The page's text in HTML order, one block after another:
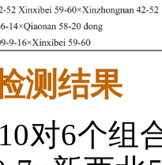
测结果
对6个组